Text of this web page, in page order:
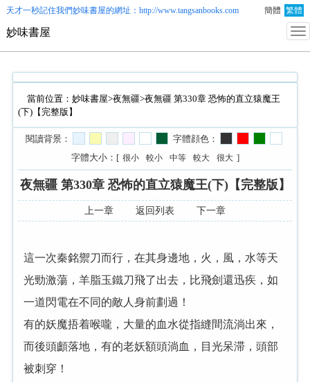
天才一秒記住我們妙味書屋的網址：http://www.tangsanbooks.com 簡體 繁體
妙味書屋
當前位置： 妙味書屋>夜無疆>夜無疆 第330章 恐怖的直立猿魔王
(下)【完整版】
閱讀背景：
字體顔色：
字體大小：[ 很小 較小 中等 較大 很大 ]
夜無疆 第330章 恐怖的直立猿魔王(下)【完整版】
上一章 返回列表 下一章
這一次秦銘禦刀而行，在其身邊地，火，風，水等天
光勁激蕩，羊脂玉鐵刀飛了出去，比飛劍還迅疾，如
一道閃電在不同的敵人身前劃過！
有的妖魔捂着喉嚨，大量的血水從指縫間流淌出來，
而後頭顱落地，有的老妖額頭淌血，目光呆滞，頭部
被刺穿！